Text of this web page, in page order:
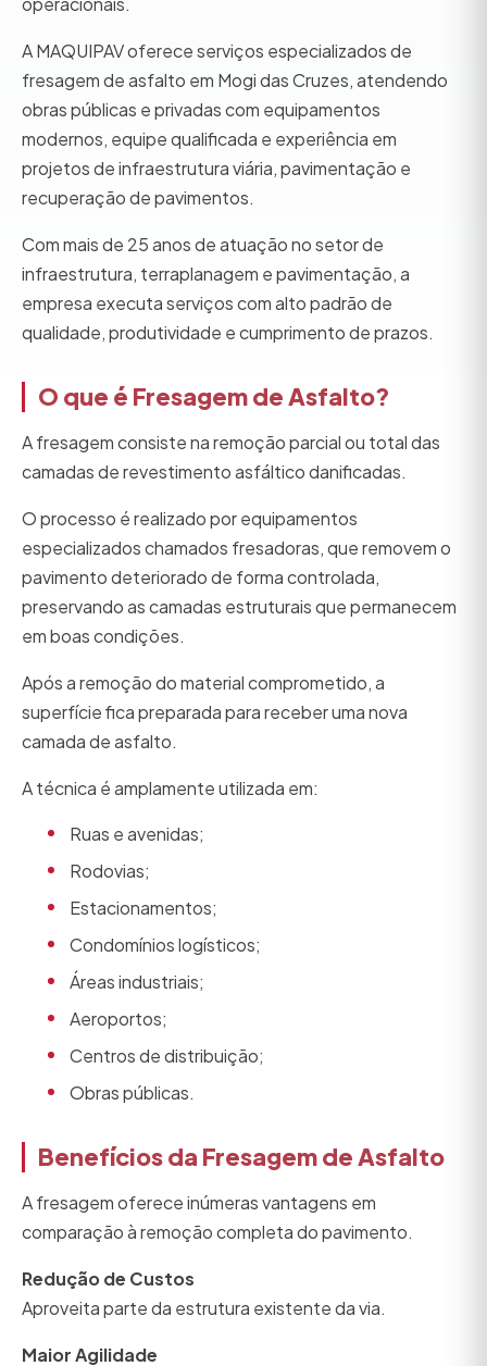
A MAQUIPAV oferece serviços especializados de
fresagem de asfalto em Mogi das Cruzes, atendendo
obras públicas e privadas com equipamentos
modernos, equipe qualificada e experiência em
projetos de infraestrutura viária, pavimentação e
recuperação de pavimentos.
Com mais de 25 anos de atuação no setor de
infraestrutura, terraplanagem e pavimentação, a
empresa executa serviços com alto padrão de
qualidade, produtividade e cumprimento de prazos.
O que é Fresagem de Asfalto?
A fresagem consiste na remoção parcial ou total das
camadas de revestimento asfáltico danificadas.
O processo é realizado por equipamentos
especializados chamados fresadoras, que removem o
pavimento deteriorado de forma controlada,
preservando as camadas estruturais que permanecem
em boas condições.
Após a remoção do material comprometido, a
superfície fica preparada para receber uma nova
camada de asfalto.
A técnica é amplamente utilizada em:
Ruas e avenidas;
Rodovias;
Estacionamentos;
Condomínios logísticos;
Áreas industriais;
Aeroportos;
Centros de distribuição;
Obras públicas.
Benefícios da Fresagem de Asfalto
A fresagem oferece inúmeras vantagens em
comparação à remoção completa do pavimento.
Redução de Custos
Aproveita parte da estrutura existente da via.
Maior Agilidade